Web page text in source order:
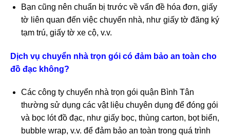
Bạn cũng nên chuẩn bị trước về vấn đề hóa đơn, giấy
tờ liên quan đến việc chuyển nhà, như giấy tờ đăng ký
tạm trú, giấy tờ xe cộ, v.v.
Dịch vụ chuyển nhà trọn gói có đảm bảo an toàn cho
đồ đạc không?
Các công ty chuyển nhà trọn gói quận Bình Tân
thường sử dụng các vật liệu chuyên dụng để đóng gói
và bọc lót đồ đạc, như giấy bọc, thùng carton, bọt biển,
bubble wrap, v.v. để đảm bảo an toàn trong quá trình